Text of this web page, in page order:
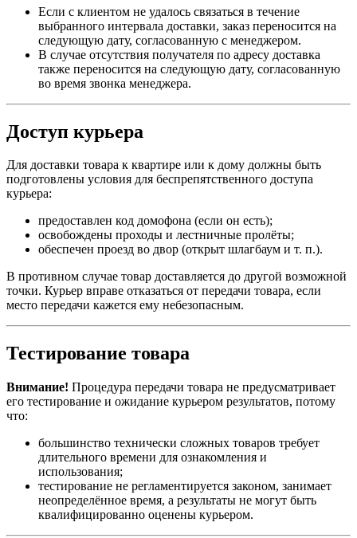
Если с клиентом не удалось связаться в течение
выбранного интервала доставки, заказ переносится на
следующую дату, согласованную с менеджером.
В случае отсутствия получателя по адресу доставка
также переносится на следующую дату, согласованную
во время звонка менеджера.
Доступ курьера
Для доставки товара к квартире или к дому должны быть
подготовлены условия для беспрепятственного доступа
курьера:
предоставлен код домофона (если он есть);
освобождены проходы и лестничные пролёты;
обеспечен проезд во двор (открыт шлагбаум и т. п.).
В противном случае товар доставляется до другой возможной
точки. Курьер вправе отказаться от передачи товара, если
место передачи кажется ему небезопасным.
Тестирование товара
Внимание! Процедура передачи товара не предусматривает
его тестирование и ожидание курьером результатов, потому
что:
большинство технически сложных товаров требует
длительного времени для ознакомления и
использования;
тестирование не регламентируется законом, занимает
неопределённое время, а результаты не могут быть
квалифицированно оценены курьером.